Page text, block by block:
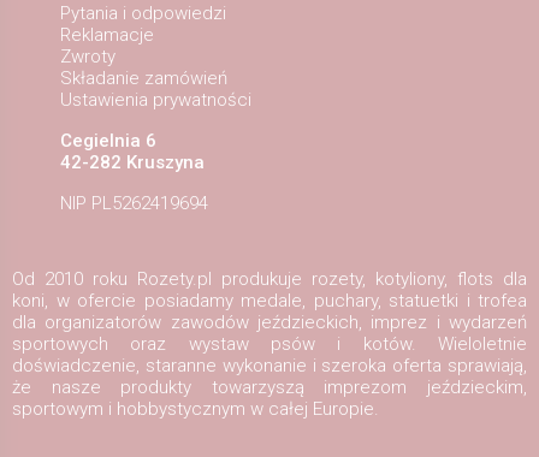
Pytania i odpowiedzi
Reklamacje
Zwroty
Składanie zamówień
Ustawienia prywatności
Cegielnia 6
42-282 Kruszyna
NIP PL5262419694
Od 2010 roku Rozety.pl produkuje rozety, kotyliony, flots dla
koni, w ofercie posiadamy medale, puchary, statuetki i trofea
dla organizatorów zawodów jeździeckich, imprez i wydarzeń
sportowych oraz wystaw psów i kotów. Wieloletnie
doświadczenie, staranne wykonanie i szeroka oferta sprawiają,
że nasze produkty towarzyszą imprezom jeździeckim,
sportowym i hobbystycznym w całej Europie.